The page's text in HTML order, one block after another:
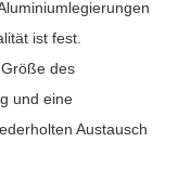
ist fest.
des
und eine
Austausch